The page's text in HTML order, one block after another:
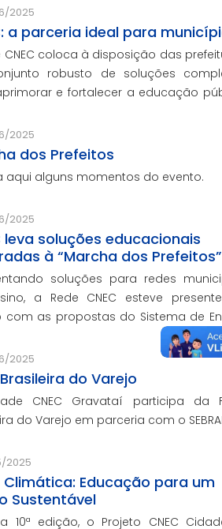
2025
a parceria ideal para
CNEC coloca à disposição das
robusto de soluções
e fortalecer a educação
para os municípios que
da Marcha dos Prefeitos
2025
dos Prefeitos
aqui alguns momentos do evento.
2025
leva soluções educacionais
à “Marcha dos Prefeitos”
soluções para redes
a Rede CNEC esteve
com as propostas do Sistema de
avaliações pedagógicas,
serviços de gestão escolar e
durante e
2025
do Varejo
CNEC Gravataí participa da
do Varejo em parceria com o
2025
Educação para um
Sustentável
10ª edição, o Projeto CNEC